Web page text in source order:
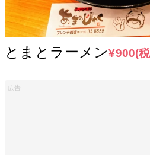
とまとラーメン¥900(